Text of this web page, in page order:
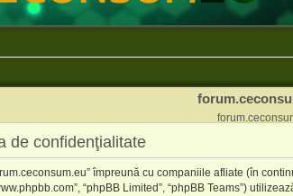
de confidenţialitate
împreună cu companiile afliate (în
“phpBB Limited”, “phpBB Teams”)